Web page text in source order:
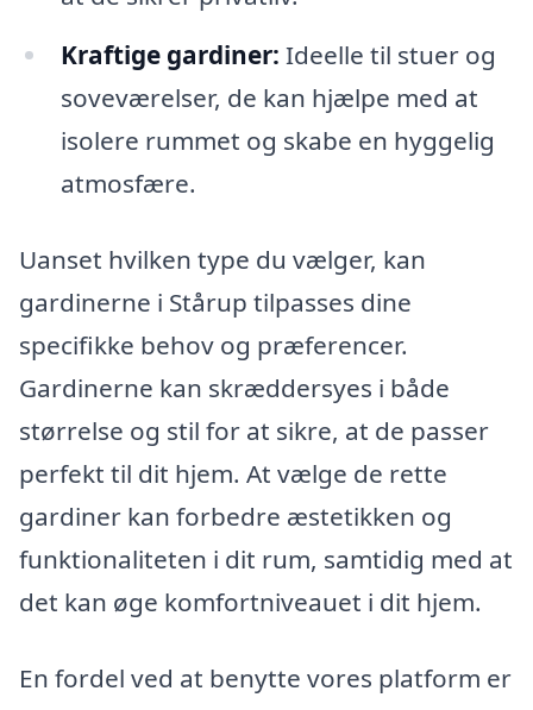
Kraftige gardiner: Ideelle til stuer og
soveværelser, de kan hjælpe med at
isolere rummet og skabe en hyggelig
atmosfære.
Uanset hvilken type du vælger, kan
gardinerne i Stårup tilpasses dine
specifikke behov og præferencer.
Gardinerne kan skræddersyes i både
størrelse og stil for at sikre, at de passer
perfekt til dit hjem. At vælge de rette
gardiner kan forbedre æstetikken og
funktionaliteten i dit rum, samtidig med at
det kan øge komfortniveauet i dit hjem.
En fordel ved at benytte vores platform er